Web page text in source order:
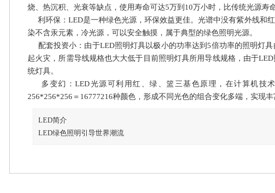
烧、热沉积、光衰等缺点，使用寿命可达5万到10万小时，比传统光源寿
利环保：LED是一种绿色光源，环保效益更佳。光谱中没有紫外线和
染不含汞元素，冷光源，可以安全触摸，属于典型的绿色照明光源。
配套投资小：由于LED照明灯具以极小的功率达到5倍功率的照明灯具
起火灾，所需导线规格也大大低于目前照明灯具所用导线规格，由于
统灯具。
多变幻：LED光源可利用红、绿、篮三基色原理，在计算机技
256*256*256＝16777216种颜色，形成不同光色的组合变化多端，实现
LED简介
LED绿色照明引导世界潮流